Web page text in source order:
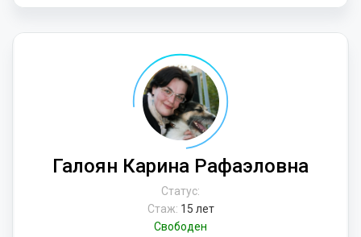
Галоян Карина Рафаэловна
Статус:
Стаж: 15 лет
Свободен